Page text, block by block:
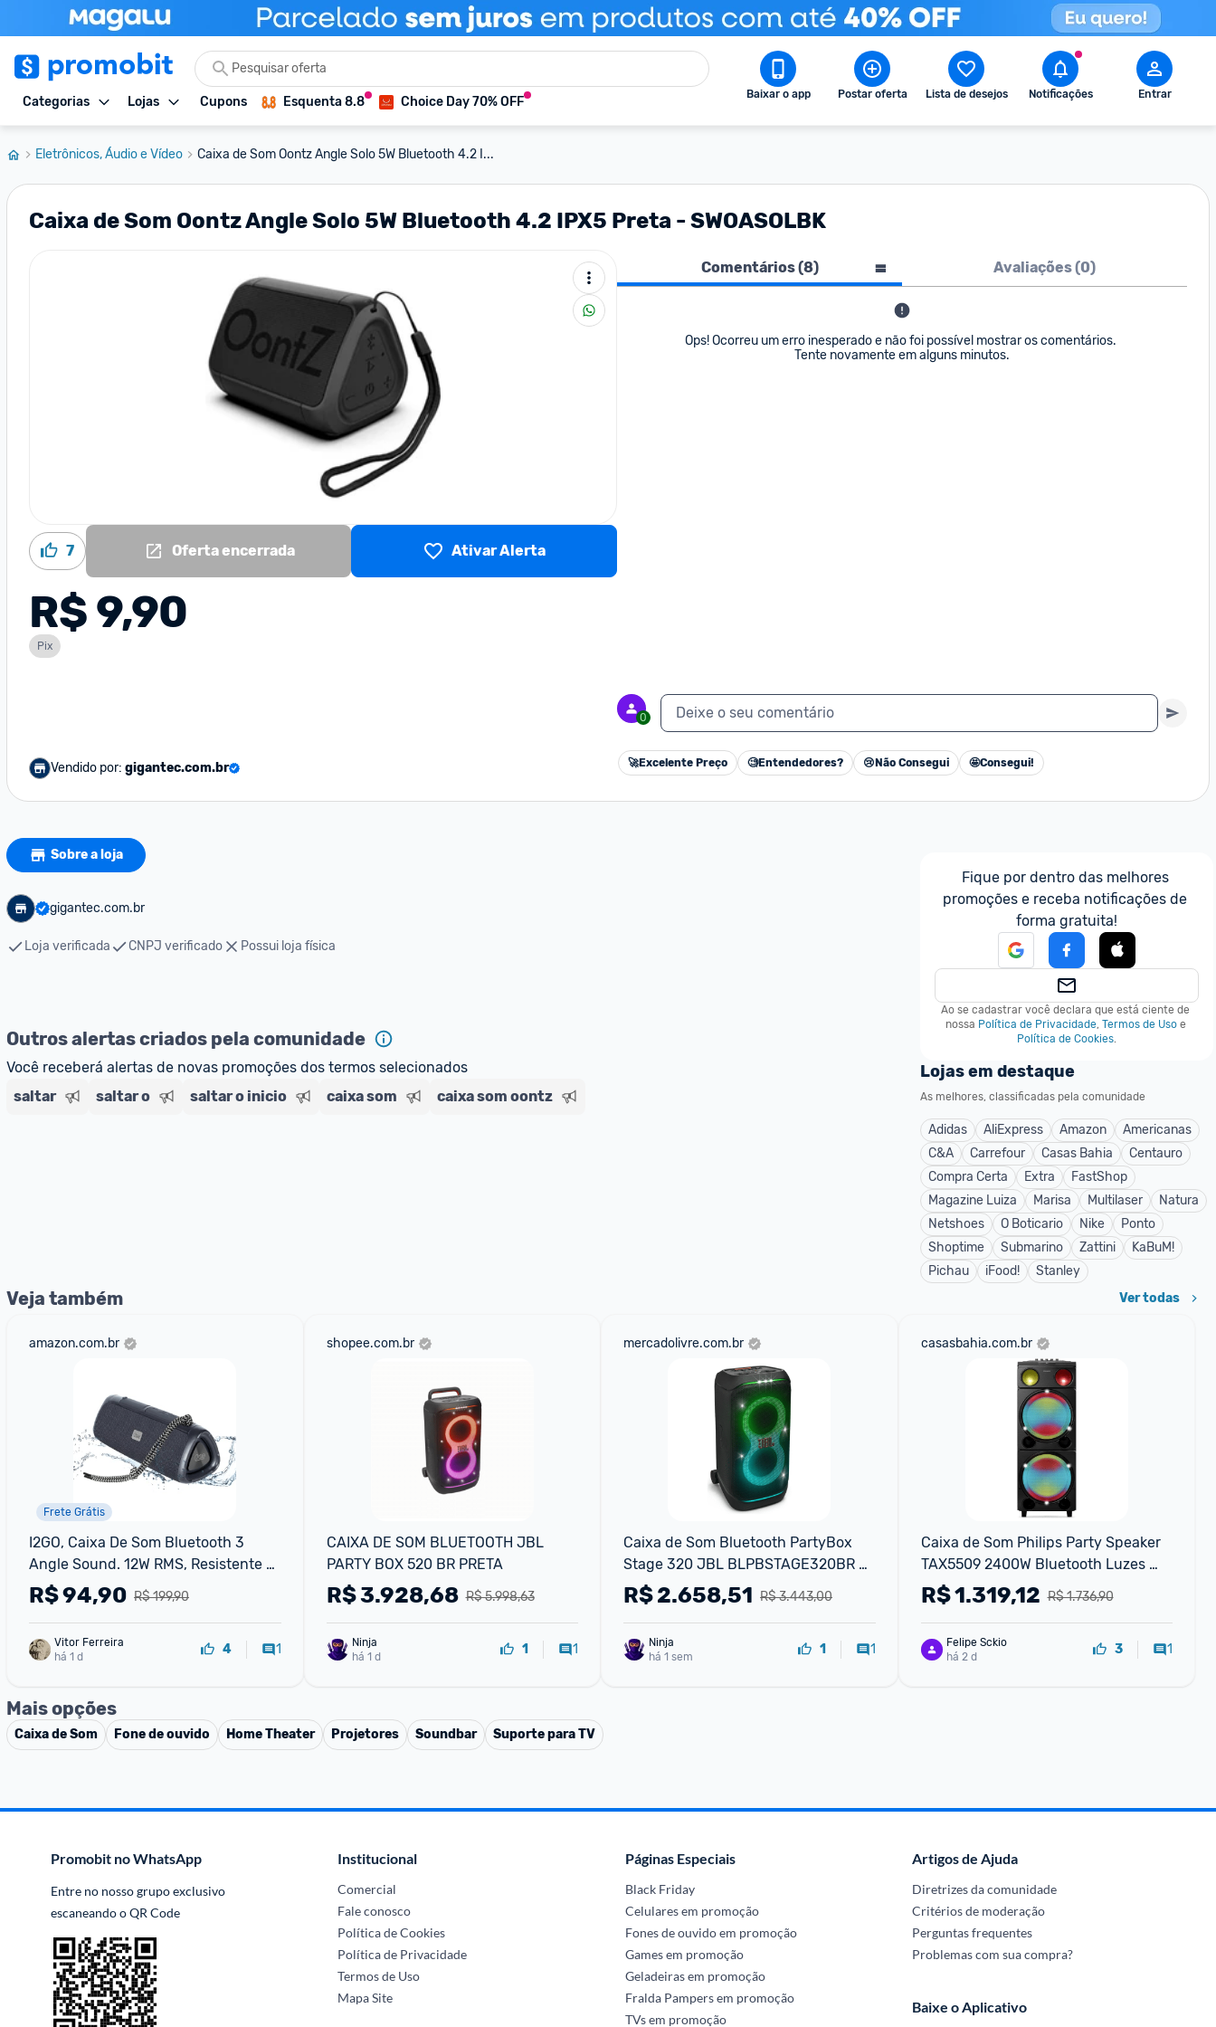
Categorias Lojas Cupons Esquenta 8.8 Choice Day 70% OFF Baixar o app Postar oferta Lista de desejos Notificações Entrar
Eletrônicos, Áudio e Vídeo Caixa de Som Oontz Angle Solo 5W Bluetooth 4.2 I...
Caixa de Som Oontz Angle Solo 5W Bluetooth 4.2 IPX5 Preta - SWOASOLBK
7 Oferta encerrada Ativar Alerta
R$ 9,90
Pix
Vendido por: gigantec.com.br
Comentários (8) Avaliações (0)
Ops! Ocorreu um erro inesperado e não foi possível mostrar os comentários.
Tente novamente em alguns minutos.
0 Deixe o seu comentário
🚀Excelente Preço 🧐Entendedores? 😢 Não Consegui 🤩Consegui!
Sobre a loja
gigantec.com.br
Loja verificada CNPJ verificado Possui loja física
Outros alertas criados pela comunidade
Você receberá alertas de novas promoções dos termos selecionados
saltar
saltar o saltar o inicio caixa som caixa som oontz
Fique por dentro das melhores
promoções e receba notificações de
forma gratuita!
Ao se cadastrar você declara que está ciente de
nossa Política de Privacidade, Termos de Uso e
Política de Cookies.
Lojas em destaque
As melhores, classificadas pela comunidade
Adidas AliExpress Amazon
Americanas
C&A
Carrefour Casas Bahia
Centauro
Compra Certa
Extra
FastShop
Magazine Luiza
Marisa Multilaser
Natura
Netshoes
O Boticario Nike
Ponto
Shoptime
Submarino Zattini
KaBuM!
Pichau
iFood! Stanley
Veja também Ver todas
amazon.com.br
Frete Grátis
I2GO, Caixa De Som Bluetooth 3
Angle Sound. 12W RMS, Resistente à
Água, Preto
R$ 199,90
R$94,90
Vitor Ferreira
há 1 d
4 1
shopee.com.br
CAIXA DE SOM BLUETOOTH JBL
PARTY BOX 520 BR PRETA
R$ 5.998,63
R$3.928,68
há 1 d
1 1
mercadolivre.com.br
Caixa de Som Bluetooth PartyBox
Stage 320 JBL BLPBSTAGE320BR
Preta
R$ 3.443,00
R$2.658,51
há 1 sem
1 1
casasbahia.com.br
Caixa de Som Philips Party Speaker
TAX5509 2400W Bluetooth Luzes
LED Preta
R$ 1.736,90
R$1.319,12
Felipe Sckio
há 2 d
3 1
Mais opções
Caixa de Som Fone de ouvido Home Theater Projetores Soundbar Suporte para TV
Promobit no WhatsApp
Entre no nosso grupo exclusivo
escaneando o QR Code
Institucional
Comercial
Fale conosco
Política de Cookies
Política de Privacidade
Termos de Uso
Mapa Site
Páginas Especiais
Black Friday
Celulares em promoção
Fones de ouvido em promoção
Games em promoção
Geladeiras em promoção
Fralda Pampers em promoção
TVs em promoção
Artigos de Ajuda
Diretrizes da comunidade
Critérios de moderação
Perguntas frequentes
Problemas com sua compra?
Baixe o Aplicativo